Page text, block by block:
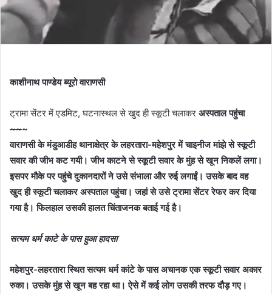
काशीनाथ पाण्डेय ब्यूरो वाराणसी
ट्रामा सेंटर में एडमिट, घटनास्थल से खुद ही स्कूटी चलाकर अस्पताल पहुंचा
~~~
वाराणसी के मंडुआडीह थानाक्षेत्र के लहरतारा-महेशपुर में चाइनीज मांझे से स्कूटी
सवार की जीभ कट गयी। जीभ काटने से स्कूटी सवार के मुंह से खून निकलें लगा।
इसपर मौके पर पहुंचे दुकानदारों ने उसे संभाला और रुई लगाईं। उसके बाद वह
खुद ही स्कूटी चलाकर अस्पताल पहुंचा। जहां से उसे ट्रामा सेंटर रेफर कर दिया
गया है। फिलहाल उसकी हालत चिंताजनक बताई गई है।
सत्यम धर्म काटे के पास हुआ हादसा
महेशपुर-लहरतारा स्थित सत्यम धर्म कांटे के पास अचानक एक स्कूटी सवार अकार
रुका। उसके मुंह से खून बह रहा था। ऐसे में कई लोग उसकी तरफ दौड़ गए।